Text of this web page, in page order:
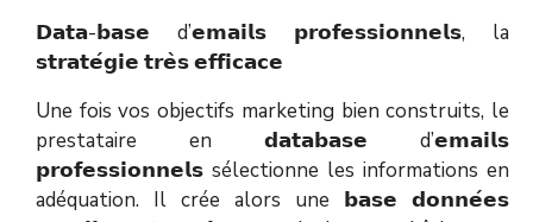
𝗗𝗮𝘁𝗮-𝗯𝗮𝘀𝗲 d’𝗲𝗺𝗮𝗶𝗹𝘀 𝗽𝗿𝗼𝗳𝗲𝘀𝘀𝗶𝗼𝗻𝗻𝗲𝗹𝘀, la
𝘀𝘁𝗿𝗮𝘁𝗲́𝗴𝗶𝗲 𝘁𝗿𝗲̀𝘀 𝗲𝗳𝗳𝗶𝗰𝗮𝗰𝗲
Une fois vos objectifs marketing bien construits, le
prestataire en 𝗱𝗮𝘁𝗮𝗯𝗮𝘀𝗲 d’𝗲𝗺𝗮𝗶𝗹𝘀
𝗽𝗿𝗼𝗳𝗲𝘀𝘀𝗶𝗼𝗻𝗻𝗲𝗹𝘀 sélectionne les informations en
adéquation. Il crée alors une 𝗯𝗮𝘀𝗲 𝗱𝗼𝗻𝗻𝗲́𝗲𝘀